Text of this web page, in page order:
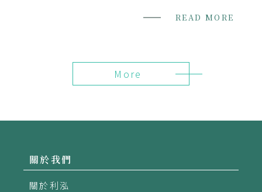
READ MORE
More
關於我們
關於利泓